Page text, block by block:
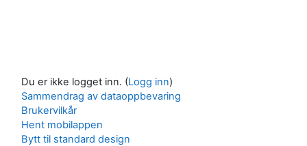
Du er ikke logget inn. (Logg inn)
Sammendrag av dataoppbevaring
Brukervilkår
Hent mobilappen
Bytt til standard design